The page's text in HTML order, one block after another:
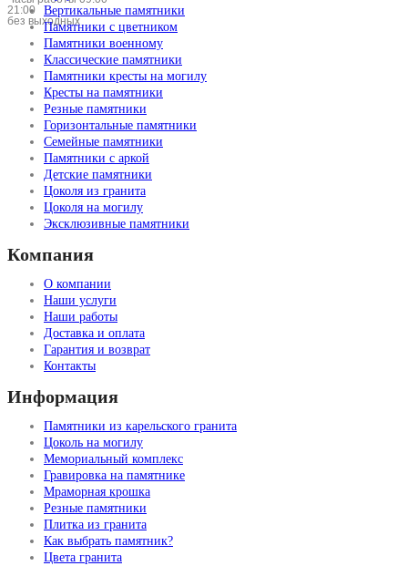
21:00
без выходных
Вертикальные памятники
Памятники с цветником
Памятники военному
Классические памятники
Памятники кресты на могилу
Кресты на памятники
Резные памятники
Горизонтальные памятники
Семейные памятники
Памятники с аркой
Детские памятники
Цоколя из гранита
Цоколя на могилу
Эксклюзивные памятники
Компания
О компании
Наши услуги
Наши работы
Доставка и оплата
Гарантия и возврат
Контакты
Информация
Памятники из карельского гранита
Цоколь на могилу
Мемориальный комплекс
Гравировка на памятнике
Мраморная крошка
Резные памятники
Плитка из гранита
Как выбрать памятник?
Цвета гранита